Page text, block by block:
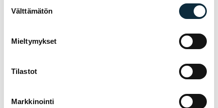
valinta
Välttämätön
Mieltymykset
Tilastot
Markkinointi
+ Lisää kuvia (max 5)
Annan VM Sportille oikeuden julkaista lähettämäni kuvat
arvostelun yhteydessä.